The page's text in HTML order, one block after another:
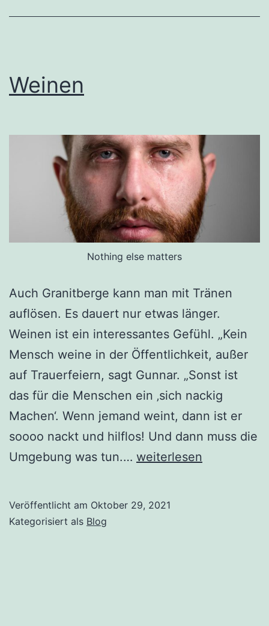
Weinen
Nothing else matters
Auch Granitberge kann man mit Tränen
auflösen. Es dauert nur etwas länger.
Weinen ist ein interessantes Gefühl. „Kein
Mensch weine in der Öffentlichkeit, außer
auf Trauerfeiern, sagt Gunnar. „Sonst ist
das für die Menschen ein ‚sich nackig
Machen‘. Wenn jemand weint, dann ist er
soooo nackt und hilflos! Und dann muss die
Umgebung was tun.… Weinen
weiterlesen
Veröffentlicht am Oktober 29, 2021
Kategorisiert als Blog